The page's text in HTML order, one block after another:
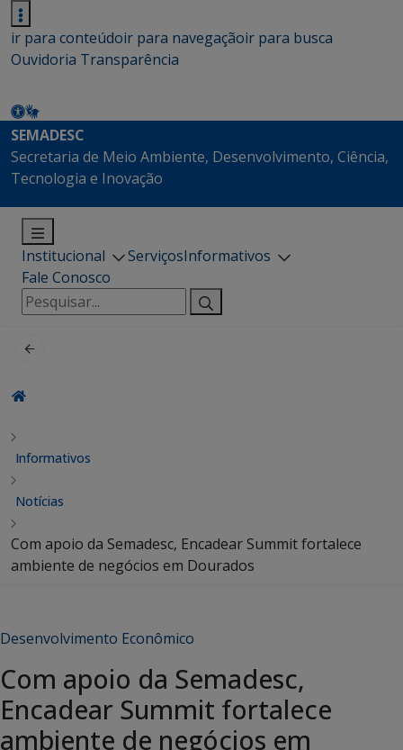
ir para conteúdoir para navegaçãoir para busca
Ouvidoria Transparência
SEMADESC
Secretaria de Meio Ambiente, Desenvolvimento, Ciência,
Tecnologia e Inovação
Institucional ServiçosInformativos
Fale Conosco
Pesquisar
por:
Informativos
Notícias
Com apoio da Semadesc, Encadear Summit fortalece
ambiente de negócios em Dourados
Desenvolvimento Econômico
Com apoio da Semadesc,
Encadear Summit fortalece
ambiente de negócios em